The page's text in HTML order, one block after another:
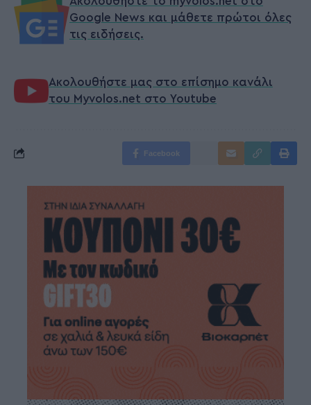
Google News και μάθετε πρώτοι όλες
τις ειδήσεις.
Ακολουθήστε μας στο επίσημο κανάλι
του Myvolos.net στο Youtube
Facebook